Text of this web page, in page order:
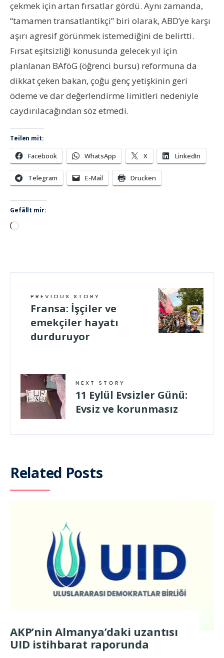
çekmek için artan fırsatlar gördü. Aynı zamanda,
“tamamen transatlantikçi” biri olarak, ABD’ye karşı
aşırı agresif görünmek istemediğini de belirtti.
Fırsat eşitsizliği konusunda gelecek yıl için
planlanan BAföG (öğrenci bursu) reformuna da
dikkat çeken bakan, çoğu genç yetişkinin geri
ödeme ve dar değerlendirme limitleri nedeniyle
caydırılacağından söz etmedi.
Teilen mit:
Facebook WhatsApp X LinkedIn
Telegram E-Mail Drucken
Gefällt mir:
Wird
PREVIOUS STORY
Fransa: İşçiler ve
emekçiler hayatı
durduruyor
NEXT STORY
11 Eylül Evsizler Günü:
Evsiz ve korunmasız
Related Posts
AKP’nin Almanya’daki uzantısı
UID istihbarat raporunda